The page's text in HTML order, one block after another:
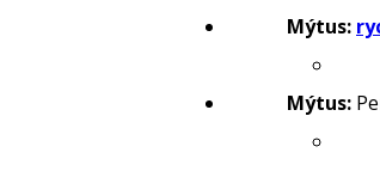
Mýtus:
Mýtus: